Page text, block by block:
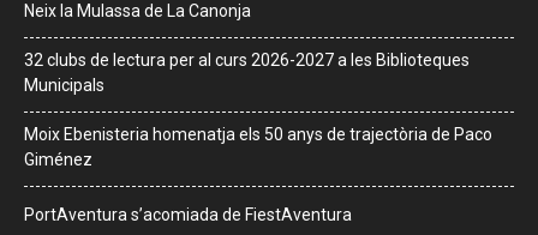
Neix la Mulassa de La Canonja
32 clubs de lectura per al curs 2026-2027 a les Biblioteques
Municipals
Moix Ebenisteria homenatja els 50 anys de trajectòria de Paco
Giménez
PortAventura s’acomiada de FiestAventura